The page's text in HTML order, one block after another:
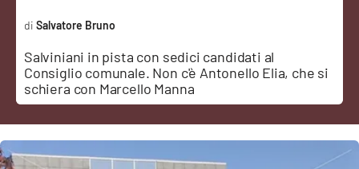
Editoriali
VIDEO
Cronaca
Salviniani in pista con sedici candidati al
Consiglio comunale. Non c'è Antonello Elia, che si
schiera con Marcello Manna
Salvatore Bruno